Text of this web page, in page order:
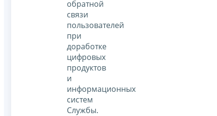
обратной
связи
пользователей
при
доработке
цифровых
продуктов
и
информационных
систем
Службы.